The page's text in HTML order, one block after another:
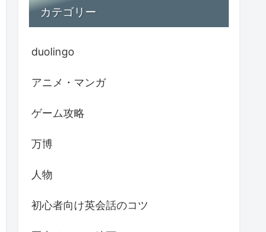
カテゴリー
duolingo
アニメ・マンガ
ゲーム攻略
万博
人物
初心者向け英会話のコツ